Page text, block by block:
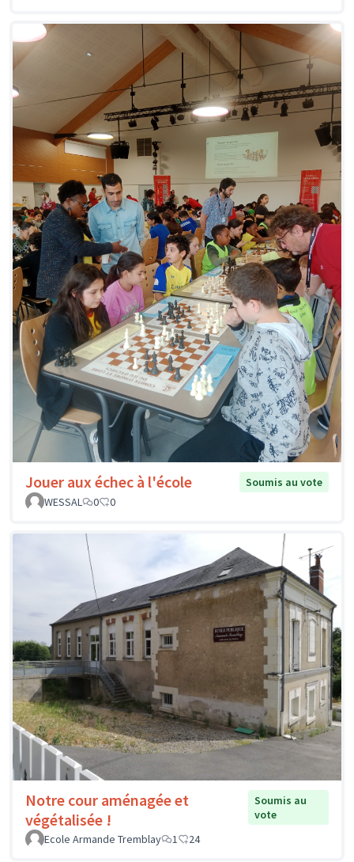
Jouer aux échec à l'école
Soumis au vote
WESSAL
0 0
Notre cour aménagée et
végétalisée !
Soumis au
vote
Ecole Armande Tremblay
1 24